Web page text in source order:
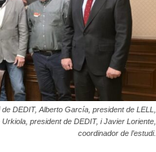
DEDIT, Alberto García, president de LELL,
president de DEDIT, i Javier Loriente,
coordinador de l’estudi.